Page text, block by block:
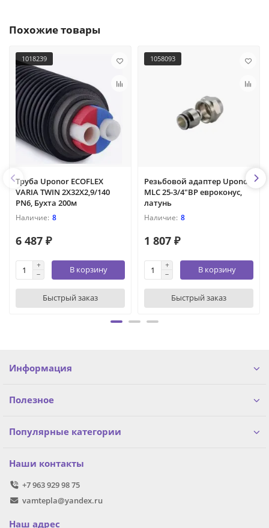
Похожие товары
1018239
Труба Uponor ECOFLEX
VARIA TWIN 2X32X2,9/140
PN6, Бухта 200м
8
6 487 ₽
В корзину
Быстрый заказ
1058093
Резьбовой адаптер Uponor
MLC 25-3/4"ВР евроконус,
латунь
8
1 807 ₽
В корзину
Быстрый заказ
Информация
Полезное
Популярные категории
Наши контакты
+7 963 929 98 75
vamtepla@yandex.ru
Наш адрес